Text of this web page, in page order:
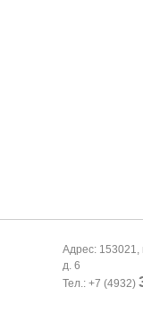
Адрес: 153021,
д. 6
Тел.: +7 (4932)